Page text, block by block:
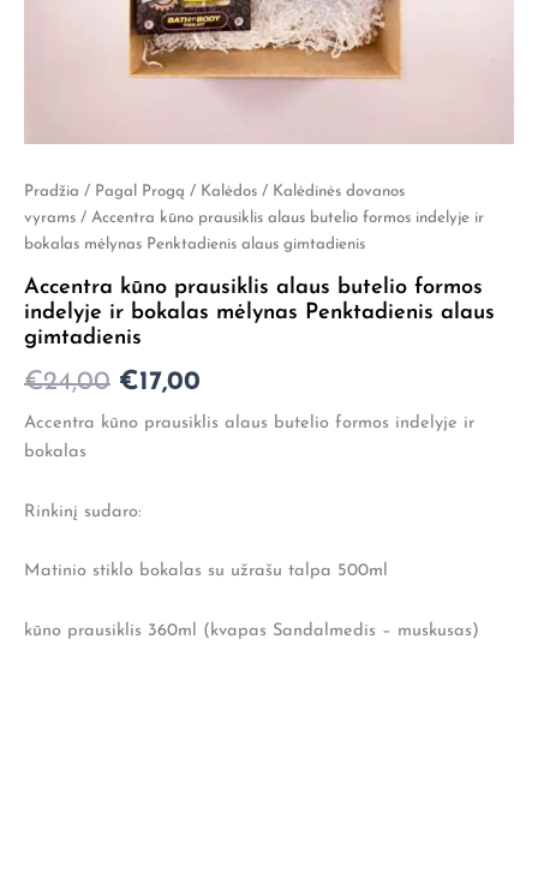
Pradžia / Pagal Progą / Kalėdos / Kalėdinės dovanos
vyrams / Accentra kūno prausiklis alaus butelio formos indelyje ir
bokalas mėlynas Penktadienis alaus gimtadienis
Accentra kūno prausiklis alaus butelio formos
indelyje ir bokalas mėlynas Penktadienis alaus
gimtadienis
€24,00
Original
price
was:
€24,00.
€17,00
Current
price
is:
€17,00.
Accentra kūno prausiklis alaus butelio formos indelyje ir
bokalas
Rinkinį sudaro:
Matinio stiklo bokalas su užrašu talpa 500ml
kūno prausiklis 360ml (kvapas Sandalmedis – muskusas)